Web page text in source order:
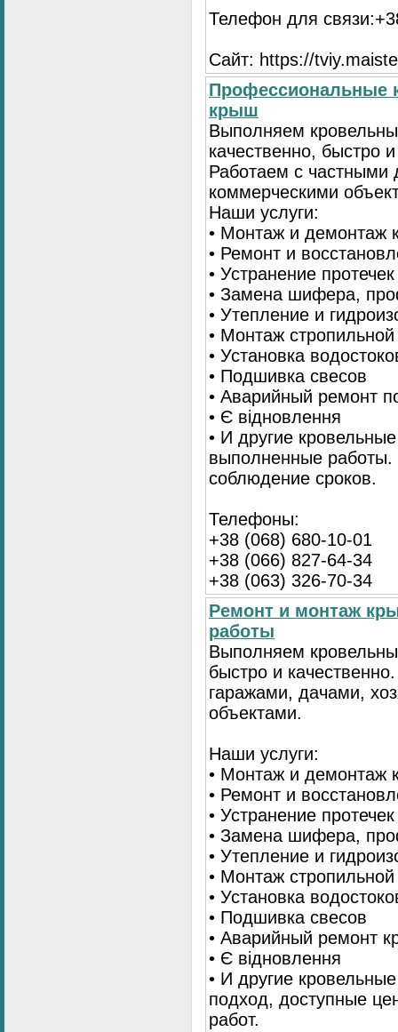
Телефон для
Сайт: https://
Профессиональные
крыш
Выполняем
качественно, быстро
Работаем с
коммерческими
Наши услуги:
• Монтаж и демонтаж
• Ремонт и
• Устранение протечек
• Замена шифера,
• Утепление и
• Монтаж
• Установка
• Подшивка свесов
• Аварийный ремонт
• Є відновлення
• И другие
выполненные работы.
соблюдение сроков.
Телефоны:
+38 (068) 680-10-01
+38 (066) 827-64-34
+38 (063) 326-70-34
Ремонт и монтаж
работы
Выполняем
быстро и
гаражами, дачами,
объектами.
Наши услуги:
• Монтаж и демонтаж
• Ремонт и
• Устранение протечек
• Замена шифера,
• Утепление и
• Монтаж
• Установка
• Подшивка свесов
• Аварийный ремонт
• Є відновлення
• И другие
подход, доступные
работ.